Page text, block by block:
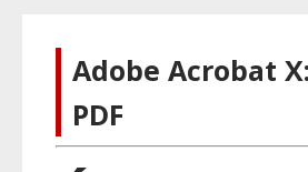
Adobe Acrobat
PDF